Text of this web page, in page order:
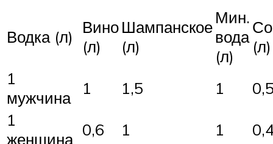
Водка (л)
Вино
(л)
Шампанское
(л)
Мин.
вода
(л)
(л)
1
мужчина
1 1,5 1
1
женщина 0,6 1 1